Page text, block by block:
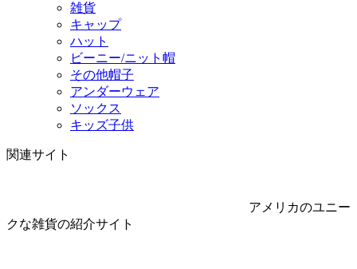
雑貨
キャップ
ハット
ビーニー/ニット帽
その他帽子
アンダーウェア
ソックス
キッズ子供
関連サイト
アメリカのユニー
クな雑貨の紹介サイト